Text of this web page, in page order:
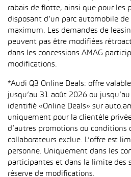
rabais de flotte, ainsi que pour les
disposant d’un parc automobile
maximum. Les demandes de
peuvent pas être modifiées
dans les concessions AMAG
modifications.
*Audi Q3 Online Deals: offre
jusqu’au 31 août 2026 ou
identifié «Online Deals» sur
uniquement pour la clientèle
d’autres promotions ou conditions
collaborateurs exclue. L’offre est
personne. Uniquement dans les
participantes et dans la limite des
réserve de modifications.